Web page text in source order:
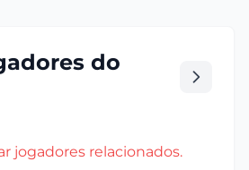
do
jogadores relacionados.